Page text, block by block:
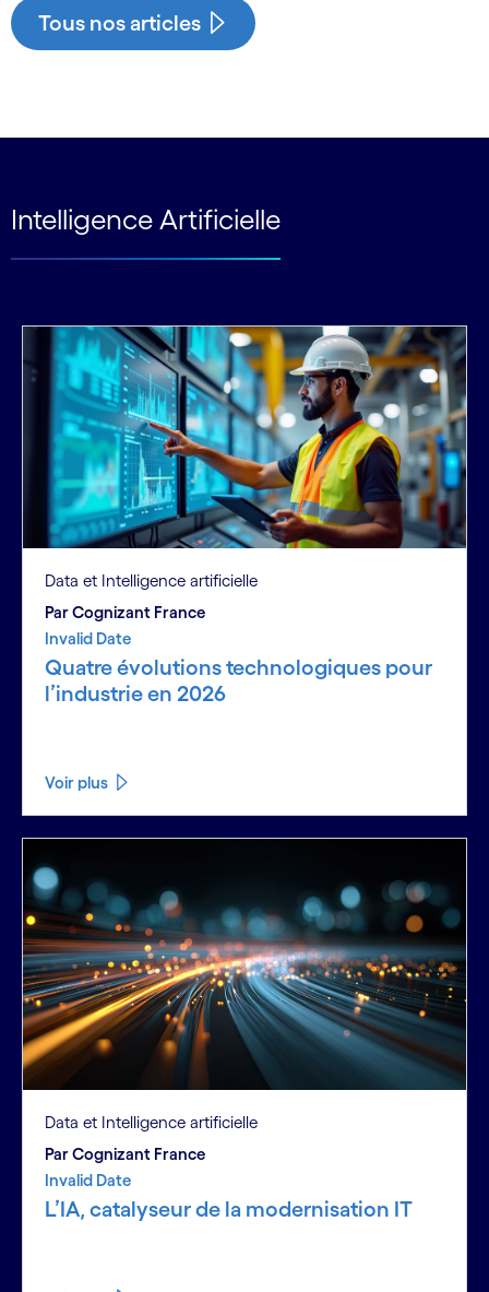
See more
Tous nos articles
Intelligence Artificielle
Data et Intelligence artificielle
Par Cognizant France
Invalid Date
Quatre évolutions technologiques pour
l’industrie en 2026
Voir plus
Data et Intelligence artificielle
Par Cognizant France
Invalid Date
L’IA, catalyseur de la modernisation IT